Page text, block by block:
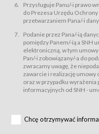
dnia 18 lipca 2002 r. o
r., Nr 144, poz. 1204, z późń.
Na zasadach określonych w
Usługobiorca przed
zapoznać się z Regulaminem.
usługi newsletter za
zamieszczonego na stronach
Usługobiorców wymaga
Usługobiorca zobowiązany
od chwili rozpoczęcia
Regulamin jest udostępniony
Warunki techniczne korzystania z
Przysługuje Panu/-i prawo
do Prezesa Urzędu
przetwarzaniem Pana/-i
Podanie przez Pana/-ią
pomiędzy Panem/-ią a SNH
elektroniczną, w tym
Pan/-i zobowiązany/-a do
zwracamy uwagę, że
zawarcie i realizację umowy
oraz w przypadku
informacyjnych od SNH -
Chcę otrzymywać